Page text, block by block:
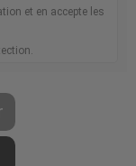
et en accepte les